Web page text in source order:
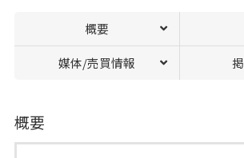
概要
媒体/売買情報
概要